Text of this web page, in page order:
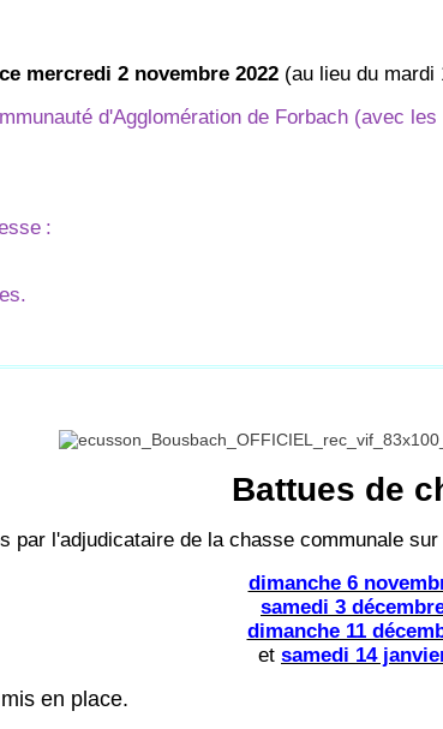
ce mercredi 2 novembre 2022 (au lieu du mardi
d'Agglomération de Forbach (avec
:
Battues de
par l'adjudicataire de la chasse communale
dimanche 6
samedi 3
dimanche 11
et samedi 14
en place.